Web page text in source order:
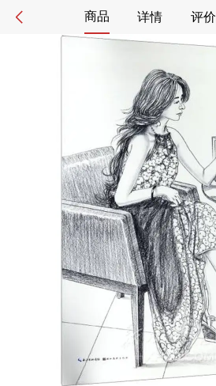
商品 详情 评价